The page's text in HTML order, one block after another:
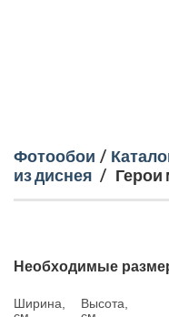
Фотообои /
из диснея / Герои
Необходимые
Ширина,
Высота,